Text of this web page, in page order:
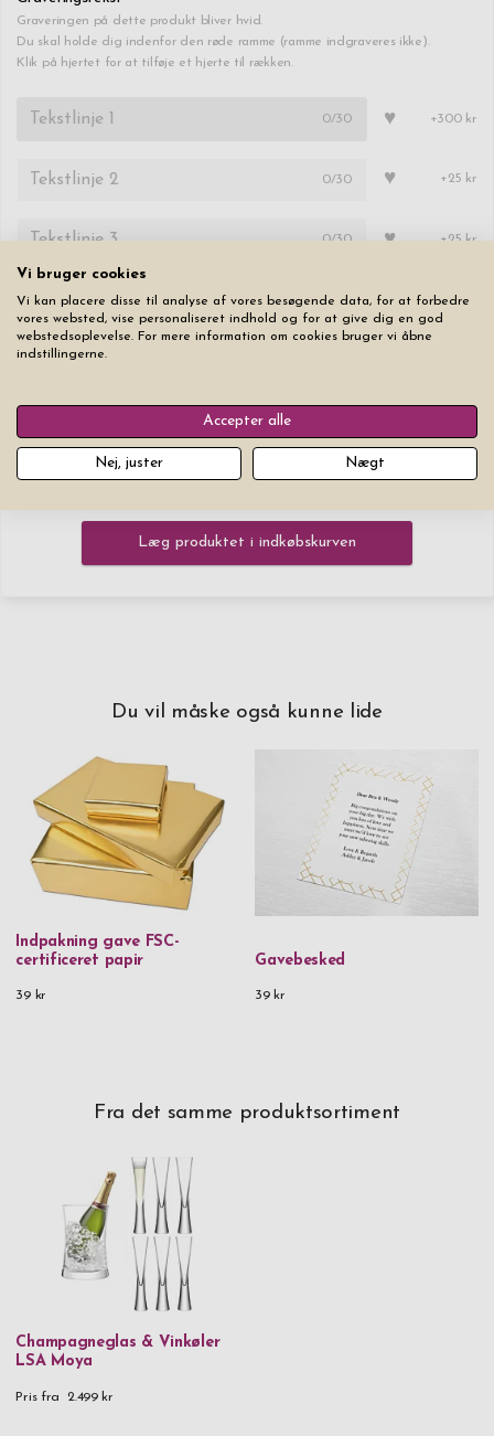
Graveringen på dette produkt bliver hvid.
Du skal holde dig indenfor den røde ramme (ramme indgraveres ikke).
Klik på hjertet for at tilføje et hjerte til rækken.
0/30 ♥ +300 kr
0/30 ♥ +25 kr
0/30 ♥ +25 kr
Nulstil
Læg produktet i indkøbskurven
Du vil måske også kunne lide
Indpakning gave FSC-
certificeret papir
39 kr
Gavebesked
39 kr
Fra det samme produktsortiment
Champagneglas & Vinkøler
LSA Moya
Pris fra 2.499 kr
Vi bruger cookies
Vi kan placere disse til analyse af vores besøgende data, for at forbedre
vores websted, vise personaliseret indhold og for at give dig en god
webstedsoplevelse. For mere information om cookies bruger vi åbne
indstillingerne.
Accepter alle
Nej, juster Nægt